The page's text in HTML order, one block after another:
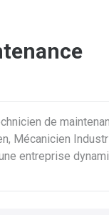
de
entreprise
votre domicile. Le tout